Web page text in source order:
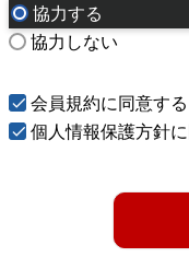
協力する
協力しない
会員規約に同意する
個人情報保護方針